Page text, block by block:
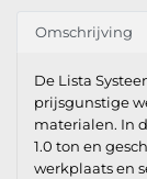
Omschrijving
De Lista
prijsgunstige
materialen. In
1.0 ton en
werkplaats en